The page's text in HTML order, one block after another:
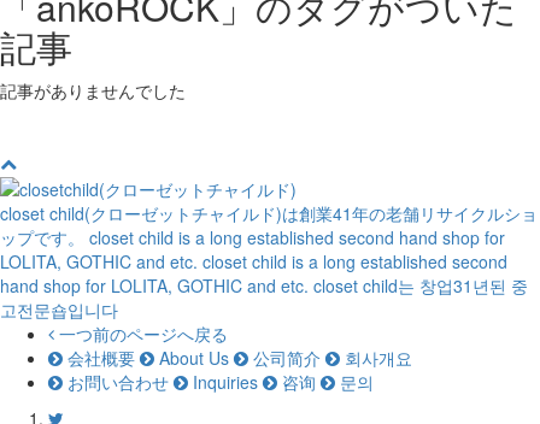
記事
記事がありませんでした
closet child(クローゼットチャイルド)は創業41年の老舗リサイクルショ
ップです。
closet child is a long established second hand shop for
LOLITA, GOTHIC and etc. closet child is a long established second
hand shop for LOLITA, GOTHIC and etc. closet child는 창업31년된 중
고전문숍입니다
一つ前のページへ戻る
会社概要
About Us 公司简介
회사개요
お問い合わせ
Inquiries 咨询 문의